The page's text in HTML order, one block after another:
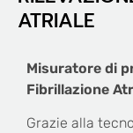
ATRIALE
Misuratore di
Fibrillazione
Grazie alla